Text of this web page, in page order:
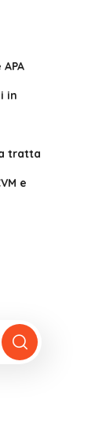
in
tratta
e